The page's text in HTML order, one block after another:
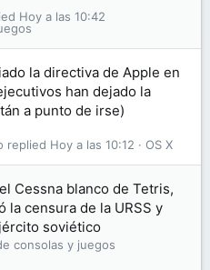
Hoy a las 10:42
la directiva de Apple en
han dejado la
a punto de irse)
OS X
Hoy a las 10:12
Cessna blanco de Tetris,
la censura de la URSS y
soviético
consolas y juegos